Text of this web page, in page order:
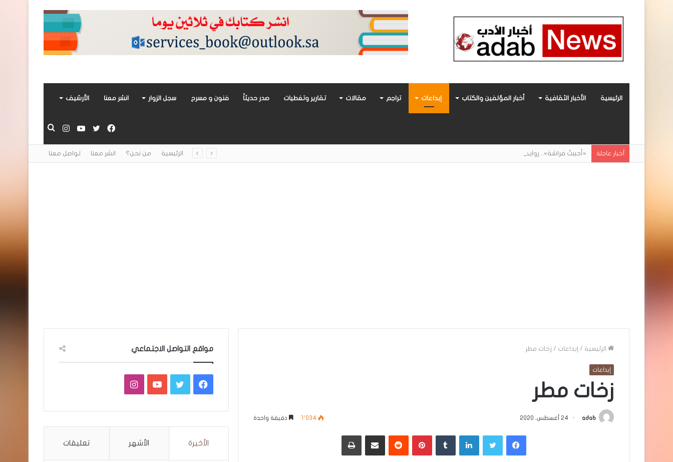
الرئيسية الأخبار الثقافية أخبار المؤلفين والكتاب إبداعات تراجم مقالات تقارير وتغطيات صدر حديثاً فنون و مسرح سجل الزوار انشر معنا الأرشيف
بحث
انستقراميوتيوبتويتر
فيسبوك
أخبار عاجلة «أحببتُ فراشة».. رواية حديثة صادرة عن مركز الأدب العربي تغوص في هشاشة الحب وصراعات الذات الرئيسية من نحن؟ انشر معنا تواصل معنا
الرئيسية / إبداعات / زخات مطر
إبداعات
زخات مطر
adab 24 أغسطس، 2020 1٬034 دقيقة واحدة
فيسبوكتويتر لينكدإن ‏Tumblr بينتيريست
‏Reddit مشاركة عبر البريد طباعة
مواقع التواصل الاجتماعي
فيسبوكتويتر يوتيوبانستقرام
الأخيرة الأشهر تعليقات